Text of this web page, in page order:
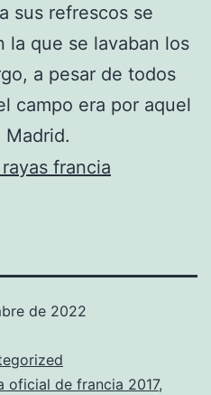
sus refrescos se
la que se lavaban los
a pesar de todos
campo era por aquel
de 2022
oficial de francia 2017,